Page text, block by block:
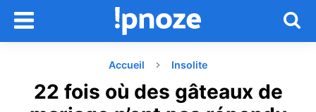
Accueil Insolite
22 fois où des gâteaux de